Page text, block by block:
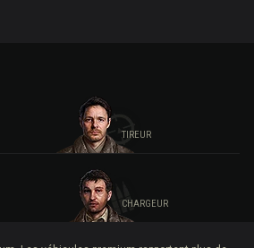
TIREUR
CHARGEUR